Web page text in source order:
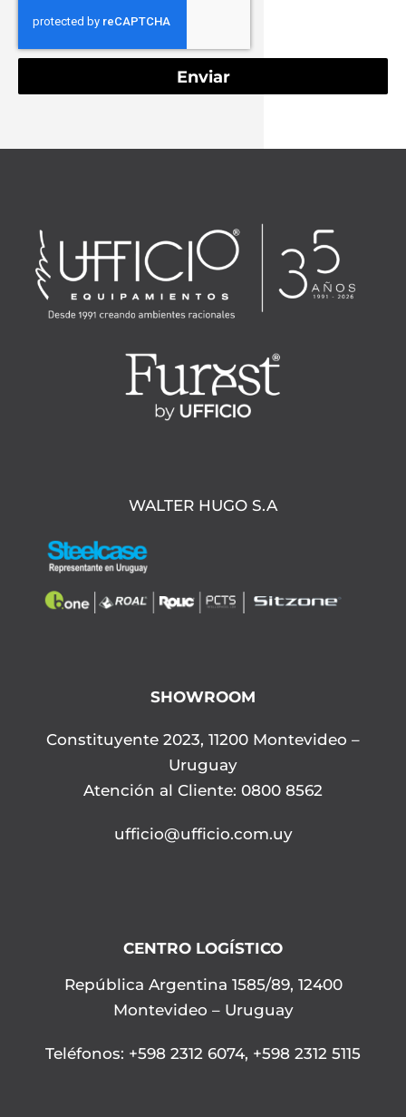
Enviar
WALTER HUGO S.A
SHOWROOM
Constituyente 2023, 11200 Montevideo –
Uruguay
Atención al Cliente: 0800 8562
ufficio@ufficio.com.uy
CENTRO LOGÍSTICO
República Argentina 1585/89, 12400
Montevideo – Uruguay
Teléfonos: +598 2312 6074, +598 2312 5115